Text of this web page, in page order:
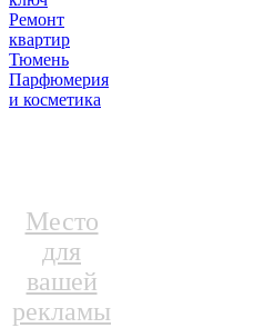
Ремонт
квартир
Тюмень
Парфюмерия
и косметика
Место
для
вашей
рекламы